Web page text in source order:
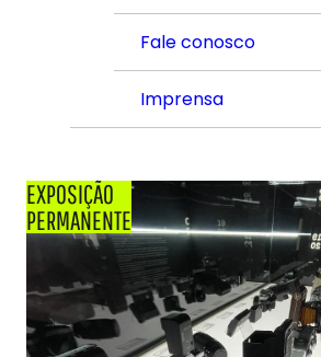
Fale conosco
Imprensa
EXPOSIÇÃO
PERMANENTE